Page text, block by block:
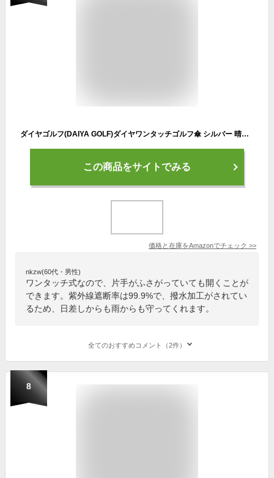
ダイヤゴルフ(DAIYA GOLF)ダイヤワンタッチゴルフ傘 シルバー 晴雨兼用 ワンタッチで開く UPF50+ 紫外線遮蔽率99.9% 撥水加工 雨傘 日傘 UVカット 大きい グラスファイバー 頑丈 パラソル OT-5004
この商品をサイトでみる
価格と在庫をAmazonでチェック >>
nkzw(60代・男性)
ワンタッチ式なので、片手がふさがっていても開くことが
できます。紫外線遮断率は99.9%で、撥水加工がされてい
るため、日差しからも雨からも守ってくれます。
全てのおすすめコメント（2件）
8